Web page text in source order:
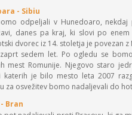
- Sibiu
odpeljali v Hunedoaro,
danes pa kraj, ki slovi po
dvorec iz 14. stoletja je povezan
sedem let. Po ogledu se
mest Romunije. Njegovo staro
katerih je bilo mesto leta 2007
za osvežitev bomo nadaljevali do
Bran